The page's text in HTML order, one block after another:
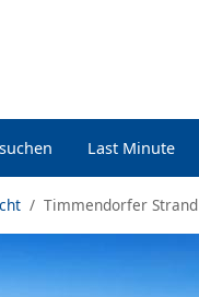
Last Minute
Timmendorfer Strand